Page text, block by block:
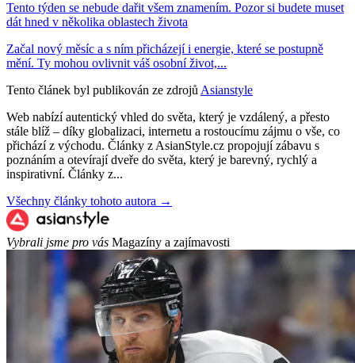
Tento týden se nebude dařit všem znamením. Pozor si budete muset
dát hned v několika oblastech života
Začal nový měsíc a s ním přicházejí i energie, které se postupně
mění. Ty mohou ovlivnit váš osobní život,...
Tento článek byl publikován ze zdrojů Asianstyle
Web nabízí autentický vhled do světa, který je vzdálený, a přesto
stále blíž – díky globalizaci, internetu a rostoucímu zájmu o vše, co
přichází z východu. Články z AsianStyle.cz propojují zábavu s
poznáním a otevírají dveře do světa, který je barevný, rychlý a
inspirativní. Články z...
Všechny články tohoto autora →
Vybrali jsme pro vás Magazíny a zajímavosti